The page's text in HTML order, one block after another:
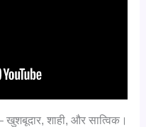
खुशबूदार, शाही, और सात्विक।